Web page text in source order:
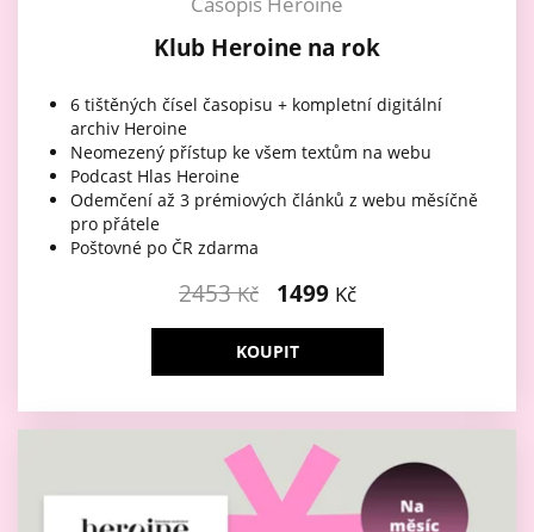
Klub Heroine na rok
6 tištěných čísel časopisu + kompletní digitální
archiv Heroine
Neomezený přístup ke všem textům na webu
Podcast Hlas Heroine
Odemčení až 3 prémiových článků z webu měsíčně
pro přátele
Poštovné po ČR zdarma
2453Kč 1499 Kč
KOUPIT